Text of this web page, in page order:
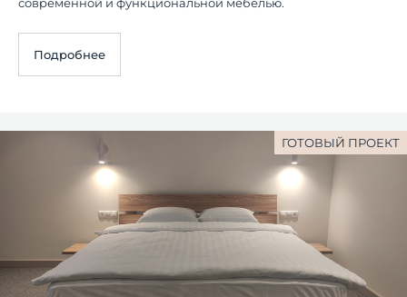
Подробнее
ГОТОВЫЙ ПРОЕКТ